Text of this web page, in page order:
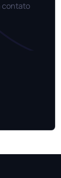
contato